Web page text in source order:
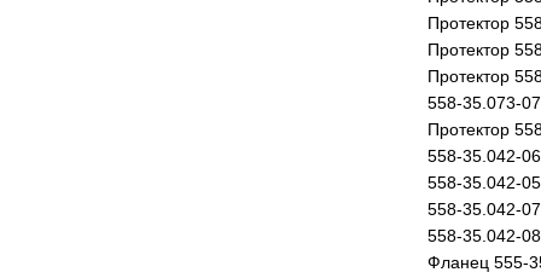
Протектор
Протектор
Протектор
558-35.073-07
Протектор
558-35.042-06
558-35.042-05
558-35.042-07
558-35.042-08
Фланец 555-